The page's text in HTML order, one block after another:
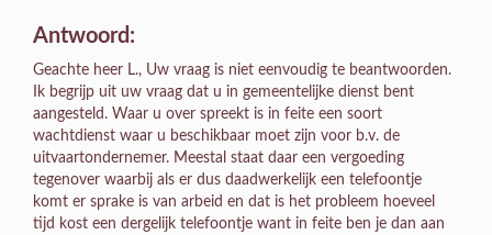
Antwoord:
Geachte heer L., Uw vraag is niet eenvoudig te beantwoorden.
Ik begrijp uit uw vraag dat u in gemeentelijke dienst bent
aangesteld. Waar u over spreekt is in feite een soort
wachtdienst waar u beschikbaar moet zijn voor b.v. de
uitvaartondernemer. Meestal staat daar een vergoeding
tegenover waarbij als er dus daadwerkelijk een telefoontje
komt er sprake is van arbeid en dat is het probleem hoeveel
tijd kost een dergelijk telefoontje want in feite ben je dan aan